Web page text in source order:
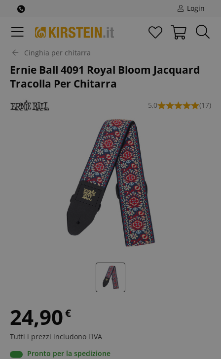
Login
Cinghia per chitarra
Ernie Ball 4091 Royal Bloom Jacquard
Tracolla Per Chitarra
5,0 (17)
24,90€
Tutti i prezzi includono l'IVA
Pronto per la spedizione